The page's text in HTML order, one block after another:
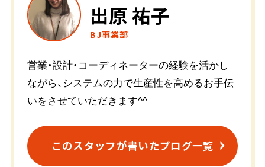
出原 祐子
BJ事業部
営業・設計・コーディネーターの経験を活かし
ながら、システムの力で生産性を高めるお手伝
いをさせていただきます^^
このスタッフが書いたブログ一覧